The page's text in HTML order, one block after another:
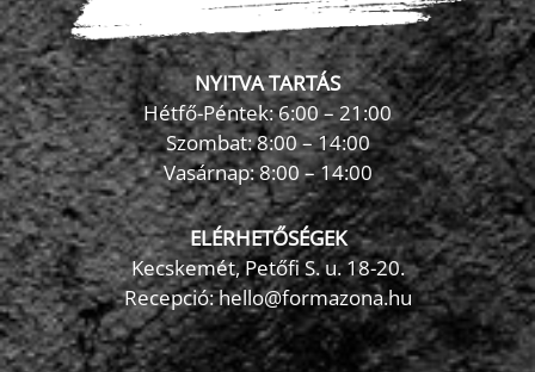
NYITVA TARTÁS
Hétfő-Péntek: 6:00 – 21:00
Szombat: 8:00 – 14:00
Vasárnap: 8:00 – 14:00
ELÉRHETŐSÉGEK
Kecskemét, Petőfi S. u. 18-20.
Recepció: hello@formazona.hu